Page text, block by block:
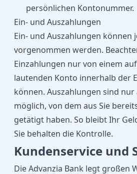
persönlichen Kontonummer.
Ein- und Auszahlungen
Ein- und Auszahlungen können
vorgenommen werden.
Einzahlungen nur von einem
lautenden Konto innerhalb der
können. Auszahlungen sind
möglich, von dem aus Sie
getätigt haben. So bleibt Ihr
Sie behalten die Kontrolle.
Kundenservice und
Die Advanzia Bank legt großen